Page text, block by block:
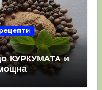
КУРКУМАТА и